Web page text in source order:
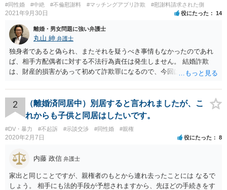
#同性婚 #中絶 #不倫慰謝料 #マッチングアプリ詐欺 #慰謝料請求された側
2021年9月30日 役にたった 14
離婚・男女問題に強い弁護士
丸山 紳 弁護士
独身者であると偽られ、またそれを疑うべき事情もなかったのであれ
ば、相手方配偶者に対する不法行為責任は発生しません。 結婚詐欺
は、財産的損害があって初めて詐欺罪になるので、今回は該当しませ
であることを知っていれば交際しなかったといえる場合に、慰謝料請
求が可能です。 LINEなどで、結婚を当然の前提にした関係だったこと
を立証できる場合は、請求は可能と考えます。
2
（離婚済同居中）別居すると言われましたが、こ
れからも子供と同居はしたいです。
#DV・暴力 #不起訴 #示談交渉 #同性婚 #親権
2020年2月7日 役にたった 8
内藤 政信 弁護士
家出と同じことですが、親権者のもとから連れ去ったことには なるで
しょう。 相手にも法的手段が予想されますから、先ほどの手続きをす